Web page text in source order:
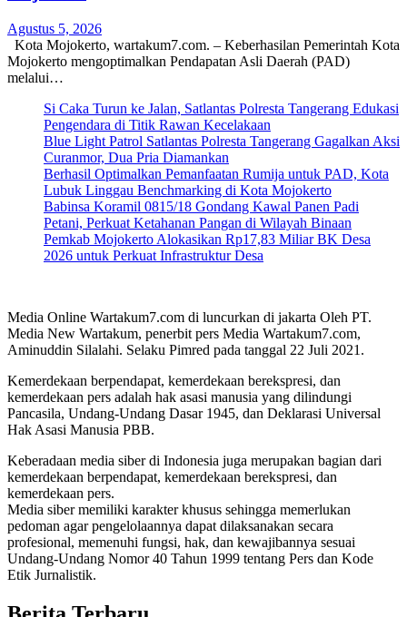
Agustus 5, 2026
Kota Mojokerto, wartakum7.com. – Keberhasilan Pemerintah Kota
Mojokerto mengoptimalkan Pendapatan Asli Daerah (PAD)
melalui…
Si Caka Turun ke Jalan, Satlantas Polresta Tangerang Edukasi
Pengendara di Titik Rawan Kecelakaan
Blue Light Patrol Satlantas Polresta Tangerang Gagalkan Aksi
Curanmor, Dua Pria Diamankan
Berhasil Optimalkan Pemanfaatan Rumija untuk PAD, Kota
Lubuk Linggau Benchmarking di Kota Mojokerto
Babinsa Koramil 0815/18 Gondang Kawal Panen Padi
Petani, Perkuat Ketahanan Pangan di Wilayah Binaan
Pemkab Mojokerto Alokasikan Rp17,83 Miliar BK Desa
2026 untuk Perkuat Infrastruktur Desa
Media Online Wartakum7.com di luncurkan di jakarta Oleh PT.
Media New Wartakum, penerbit pers Media Wartakum7.com,
Aminuddin Silalahi. Selaku Pimred pada tanggal 22 Juli 2021.
Kemerdekaan berpendapat, kemerdekaan berekspresi, dan
kemerdekaan pers adalah hak asasi manusia yang dilindungi
Pancasila, Undang-Undang Dasar 1945, dan Deklarasi Universal
Hak Asasi Manusia PBB.
Keberadaan media siber di Indonesia juga merupakan bagian dari
kemerdekaan berpendapat, kemerdekaan berekspresi, dan
kemerdekaan pers.
Media siber memiliki karakter khusus sehingga memerlukan
pedoman agar pengelolaannya dapat dilaksanakan secara
profesional, memenuhi fungsi, hak, dan kewajibannya sesuai
Undang-Undang Nomor 40 Tahun 1999 tentang Pers dan Kode
Etik Jurnalistik.